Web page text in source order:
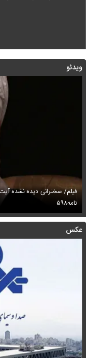
ویدئو
فیلم/ سخنرانی دیده نشده
نامه۵۹۸
عکس